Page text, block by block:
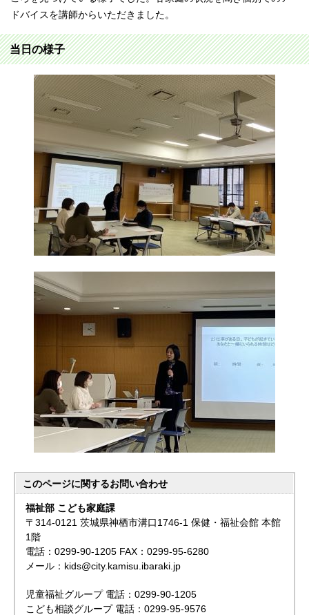
ドバイスを講師からいただきました。
当日の様子
このページに関するお問い合わせ
福祉部 こども家庭課
〒314-0121 茨城県神栖市溝口1746-1 保健・福祉会館 本館
1階
電話：0299-90-1205 FAX：0299-95-6280
メール：kids@city.kamisu.ibaraki.jp
児童福祉グループ 電話：0299-90-1205
こども相談グループ 電話：0299-95-9576